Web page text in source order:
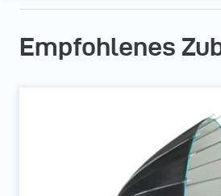
Empfohlenes